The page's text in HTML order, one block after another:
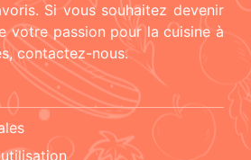
Si vous souhaitez devenir
votre passion pour la cuisine à
contactez-nous.